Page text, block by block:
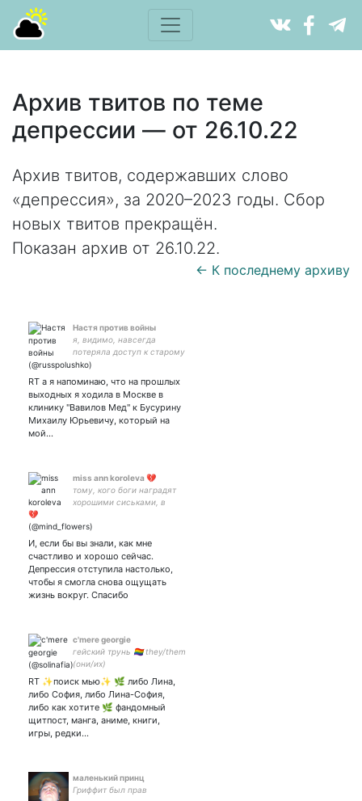
Архив твитов по теме
депрессии — от 26.10.22
Архив твитов, содержавших слово
«депрессия», за 2020–2023 годы. Сбор
новых твитов прекращён.
Показан архив от 26.10.22.
← К последнему архиву
Настя против войны
я, видимо, навсегда
потеряла доступ к старому
аккаунту, поэтому
здесь.Готовлюсь к сдаче
USMLE Step 1, поэтому
5469380027743458 сбер
RT а я напоминаю, что на прошлых
выходных я ходила в Москве в
клинику "Вавилов Мед" к Бусурину
Михаилу Юрьевичу, который на
мой…
miss ann koroleva 💔
тому, кого боги наградят
хорошими сиськами, в
полную испытаний.
И, если бы вы знали, как мне
счастливо и хорошо сейчас.
Депрессия отступила настолько,
чтобы я смогла снова ощущать
жизнь вокруг. Спасибо
c'mere georgie
гейский трунь 🏳️‍🌈 they/them
(они/их)
RT ✨поиск мью✨ 🌿 либо Лина,
либо София, либо Лина-София,
либо как хотите 🌿 фандомный
щитпост, манга, аниме, книги,
игры, редки…
маленький принц
Гриффит был прав